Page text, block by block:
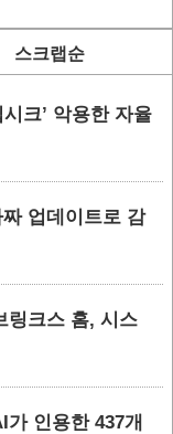
스크랩순
크’ 악용한 자율
업데이트로 감
링크스 홈, 시스
인용한 437개